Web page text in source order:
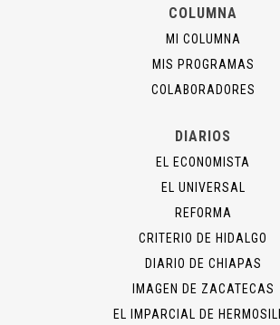
COLUMNA
MI COLUMNA
MIS PROGRAMAS
COLABORADORES
DIARIOS
EL ECONOMISTA
EL UNIVERSAL
REFORMA
CRITERIO DE HIDALGO
DIARIO DE CHIAPAS
IMAGEN DE ZACATECAS
EL IMPARCIAL DE